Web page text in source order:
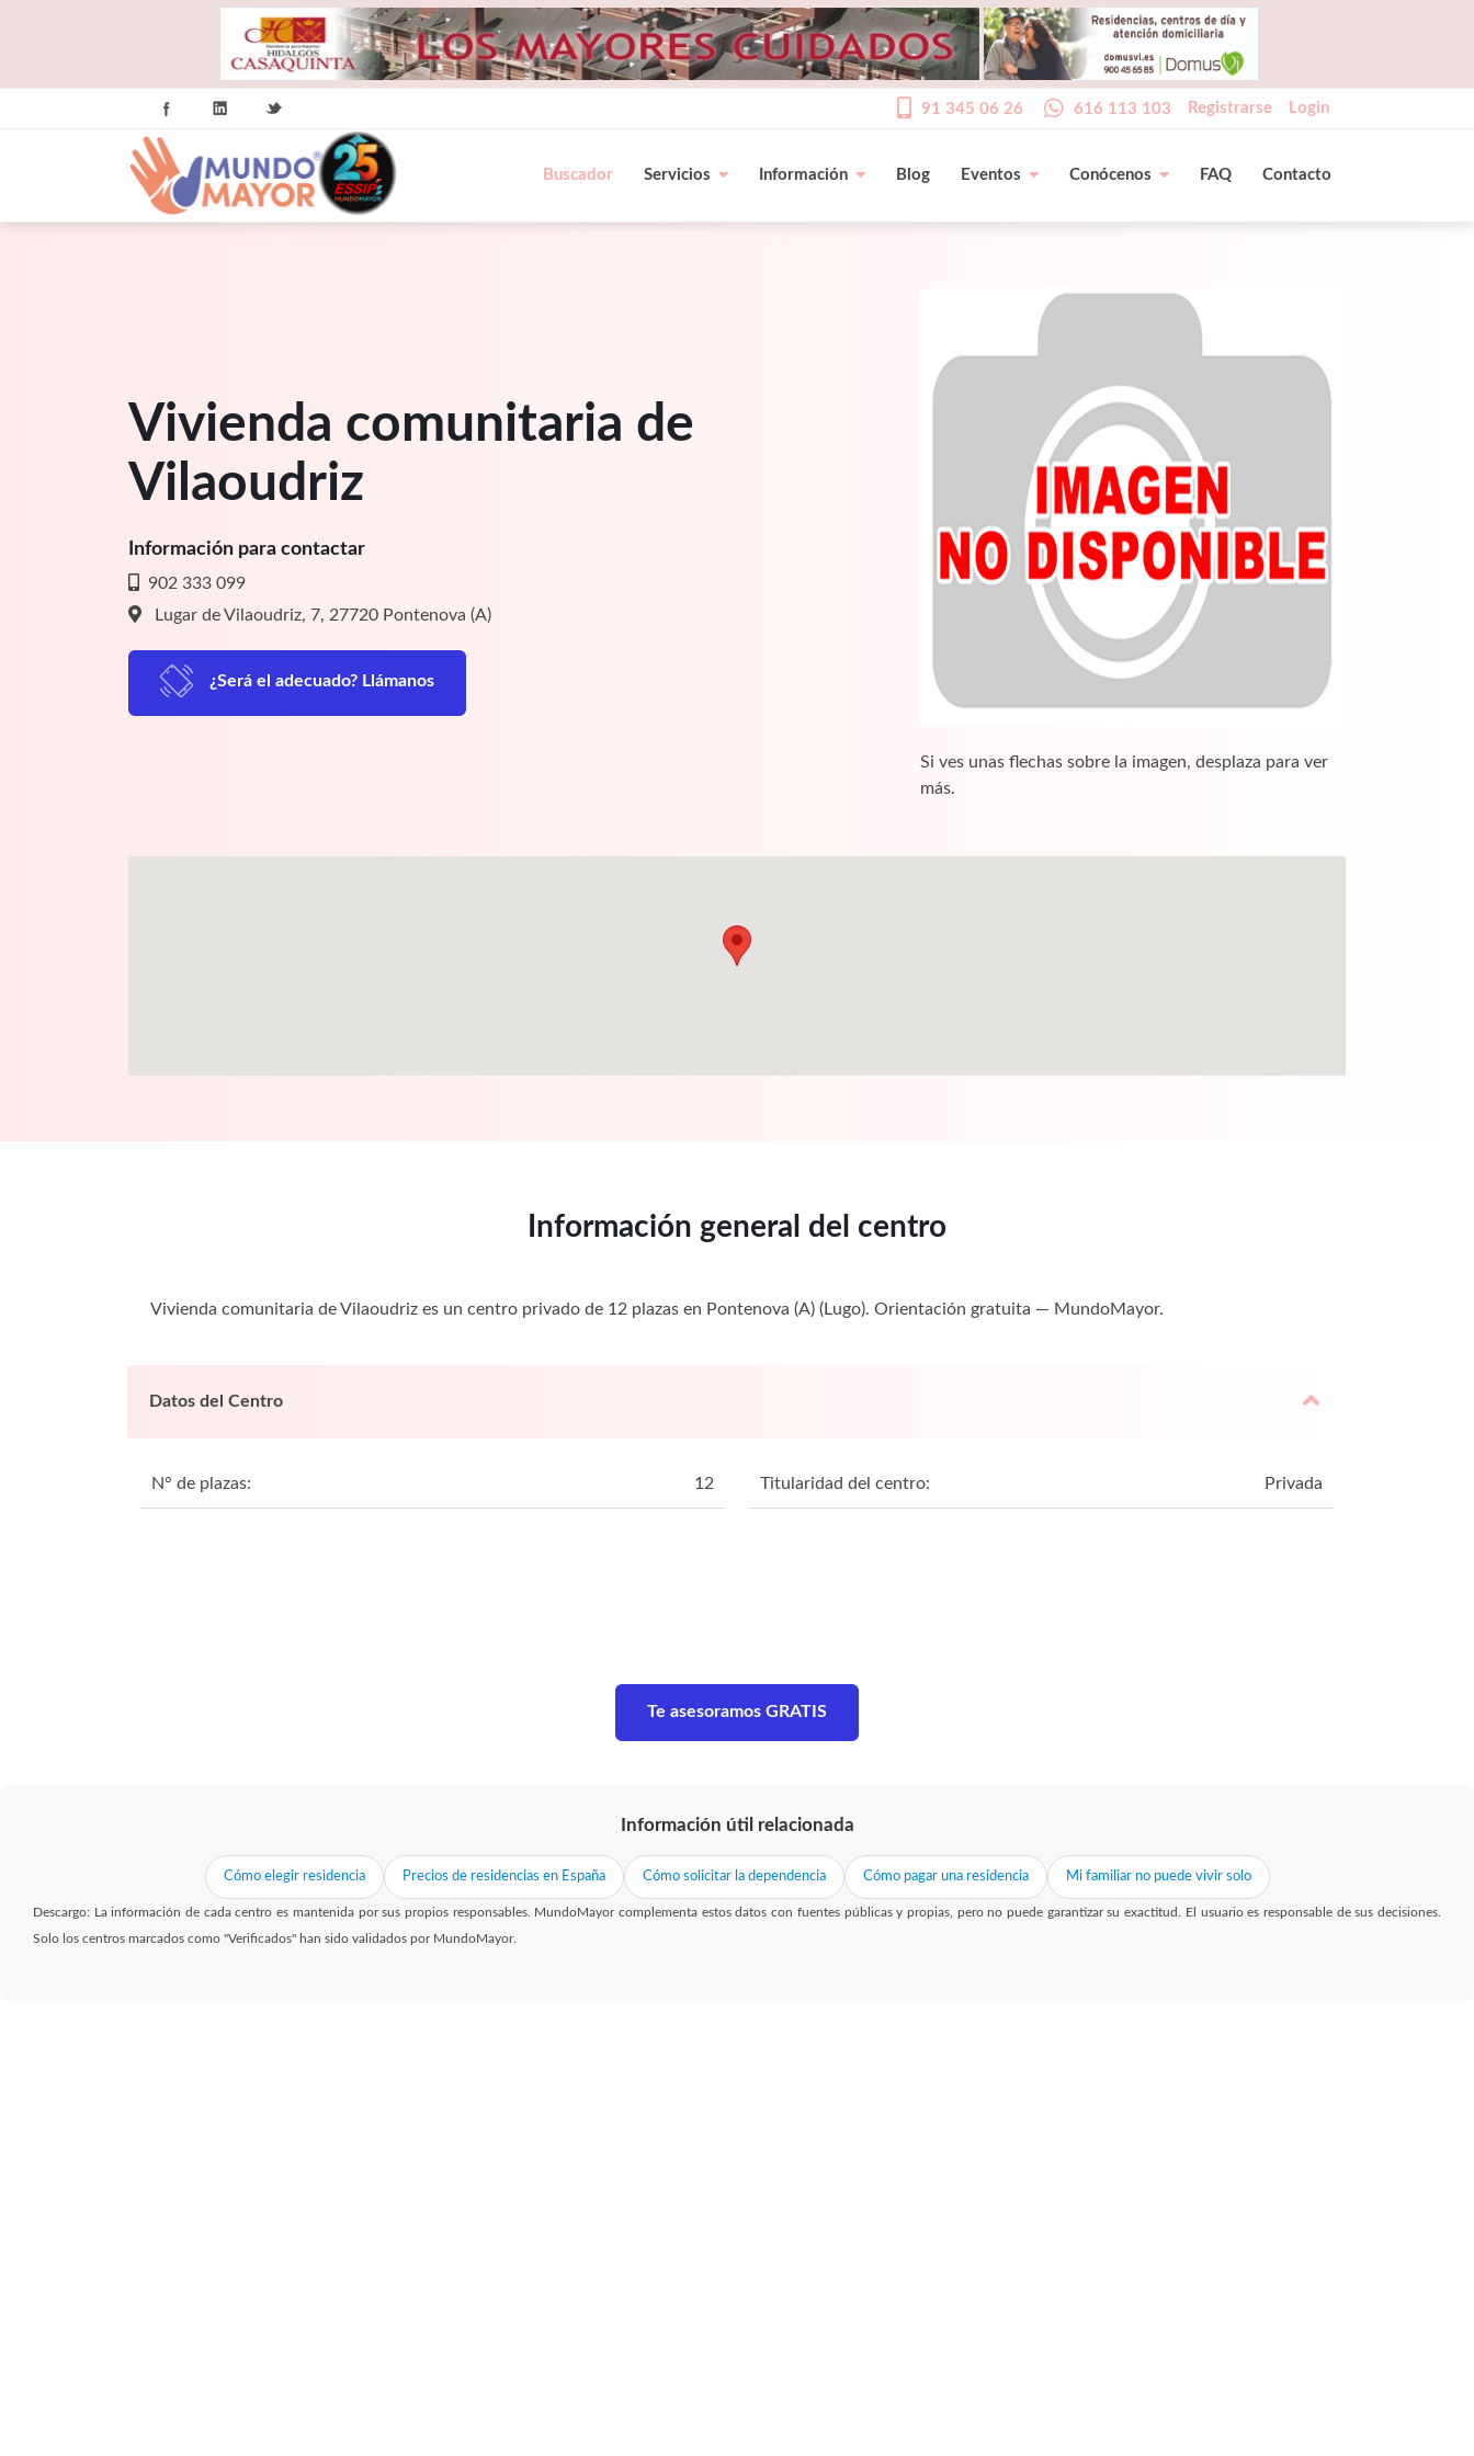
91 345 06 26 616 113 103 Registrarse Login
Buscador Servicios Información Blog Eventos Conócenos FAQ Contacto
Vivienda comunitaria de
Vilaoudriz
Información para contactar
902 333 099
Lugar de Vilaoudriz, 7, 27720 Pontenova (A)
¿Será el adecuado? Llámanos
Si ves unas flechas sobre la imagen, desplaza para ver
más.
Información general del centro
Vivienda comunitaria de Vilaoudriz es un centro privado de 12 plazas en Pontenova (A) (Lugo). Orientación gratuita — MundoMayor.
Datos del Centro
N° de plazas: 12 Titularidad del centro: Privada
Te asesoramos GRATIS
Información útil relacionada
Cómo elegir residencia Precios de residencias en España Cómo solicitar la dependencia Cómo pagar una residencia Mi familiar no puede vivir solo
Descargo: La información de cada centro es mantenida por sus propios responsables. MundoMayor complementa estos datos con fuentes públicas y propias, pero no puede garantizar su exactitud. El usuario es responsable de sus decisiones.
Solo los centros marcados como "Verificados" han sido validados por MundoMayor.